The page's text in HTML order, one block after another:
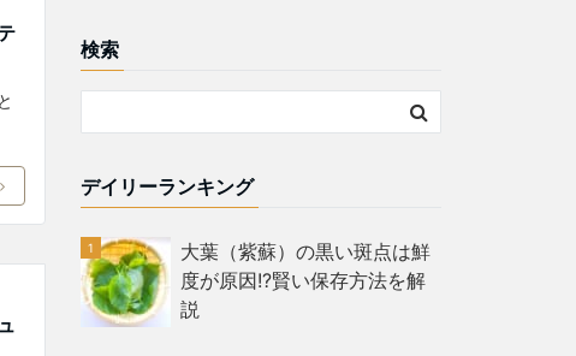
検索
デイリーランキング
大葉（紫蘇）の黒い斑点は鮮
度が原因!?賢い保存方法を解
説